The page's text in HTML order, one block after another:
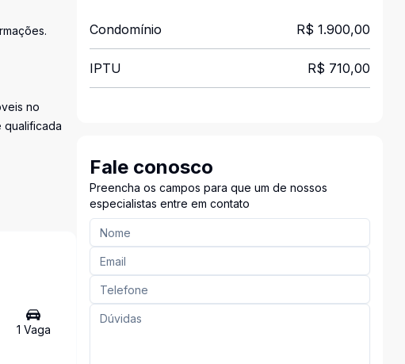
no
qualificada
1 Vaga
Condomínio R$ 1.900,00
IPTU R$ 710,00
Fale conosco
Preencha os campos para que um de nossos
especialistas entre em contato